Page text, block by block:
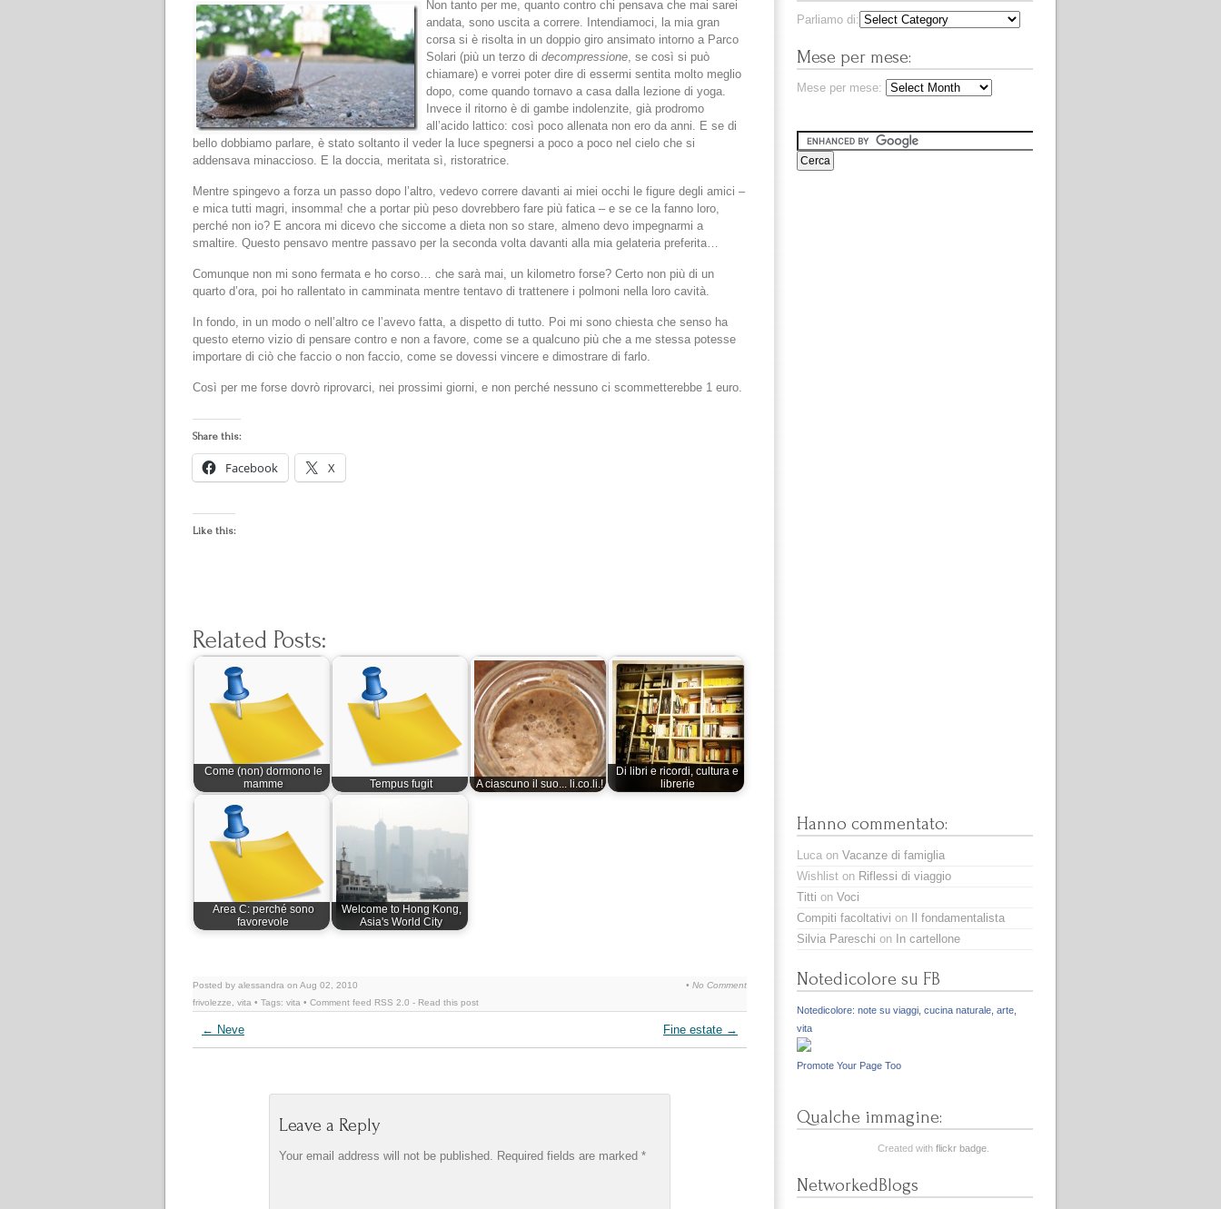
Non tanto per me, quanto contro chi pensava che mai sarei
andata, sono uscita a correre. Intendiamoci, la mia gran
corsa si è risolta in un doppio giro ansimato intorno a Parco
Solari (più un terzo di decompressione, se così si può
chiamare) e vorrei poter dire di essermi sentita molto meglio
dopo, come quando tornavo a casa dalla lezione di yoga.
Invece il ritorno è di gambe indolenzite, già prodromo
all’acido lattico: così poco allenata non ero da anni. E se di
bello dobbiamo parlare, è stato soltanto il veder la luce spegnersi a poco a poco nel cielo che si
addensava minaccioso. E la doccia, meritata sì, ristoratrice.
Mentre spingevo a forza un passo dopo l’altro, vedevo correre davanti ai miei occhi le figure degli amici –
e mica tutti magri, insomma! che a portar più peso dovrebbero fare più fatica – e se ce la fanno loro,
perché non io? E ancora mi dicevo che siccome a dieta non so stare, almeno devo impegnarmi a
smaltire. Questo pensavo mentre passavo per la seconda volta davanti alla mia gelateria preferita…
Comunque non mi sono fermata e ho corso… che sarà mai, un kilometro forse? Certo non più di un
quarto d’ora, poi ho rallentato in camminata mentre tentavo di trattenere i polmoni nella loro cavità.
In fondo, in un modo o nell’altro ce l’avevo fatta, a dispetto di tutto. Poi mi sono chiesta che senso ha
questo eterno vizio di pensare contro e non a favore, come se a qualcuno più che a me stessa potesse
importare di ciò che faccio o non faccio, come se dovessi vincere e dimostrare di farlo.
Così per me forse dovrò riprovarci, nei prossimi giorni, e non perché nessuno ci scommetterebbe 1 euro.
Share this:
Facebook X
Like this:
Related Posts:
Come (non) dormono le
mamme
Tempus fugit A ciascuno il suo... li.co.li.!
Di libri e ricordi, cultura e
librerie
Area C: perché sono
favorevole
Welcome to Hong Kong,
Asia's World City
Posted by alessandra on Aug 02, 2010
frivolezze
vita • Tags: vita • Comment feed RSS 2.0 - Read this post
• No Comment
← Neve Fine estate →
Leave a Reply
Your email address will not be published. Required fields are marked *
Parliamo di:
Mese per mese:
Mese per mese:
Hanno commentato:
Luca on Vacanze di famiglia
Wishlist on Riflessi di viaggio
Titti on Voci
Compiti facoltativi on
Il fondamentalista
Silvia Pareschi on In cartellone
Notedicolore su FB
Notedicolore: note su viaggi, cucina naturale, arte,
vita
Promote Your Page Too
Qualche immagine:
Created with flickr badge.
NetworkedBlogs